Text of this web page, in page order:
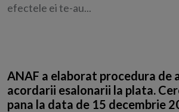
efectele ei te-au...
ANAF a elaborat procedura de
acordarii esalonarii la plata.
pana la data de 15 decembrie